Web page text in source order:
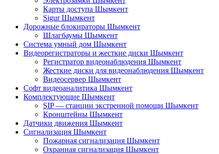
Карты доступа Шымкент
Sigur Шымкент
Дорожные блокираторы Шымкент
Шлагбаумы Шымкент
Система умный дом Шымкент
Видеорегистраторы и жесткие диски Шымкент
Регистратор видеонаблюдения Шымкент
Жесткие диски для видеонаблюдения Шымкент
Видеосервер Шымкент
Софт видеоаналитика Шымкент
Комплектующие Шымкент
SIP — станции экстренной помощи Шымкент
Кронштейны Шымкент
Датчики движения Шымкент
Сигнализация Шымкент
Пожарная сигнализация Шымкент
Охранная сигнализация Шымкент